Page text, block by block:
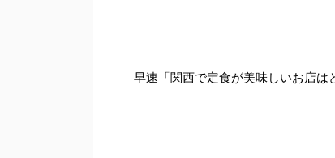
早速「関西で定食が美味しいお店は